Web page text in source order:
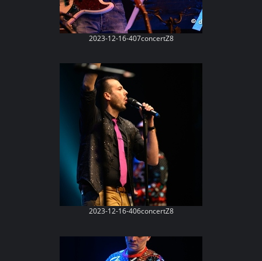
2023-12-16-407concertZ8
2023-12-16-406concertZ8